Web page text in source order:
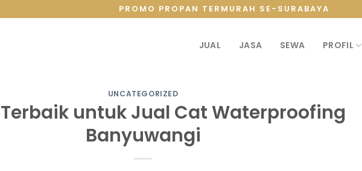
PROMO PROPAN TERMURAH SE-SURABAYA
JUAL JASA SEWA PROFIL
UNCATEGORIZED
untuk Jual Cat Waterproofing
Banyuwangi